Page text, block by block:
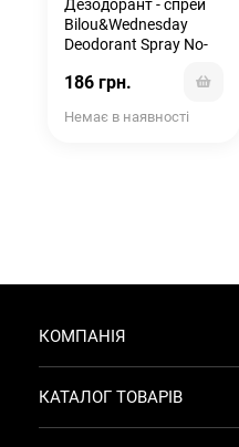
Дезодорант - спрей
Bilou&Wednesday
Deodorant Spray No-
186 грн.
Немає в наявності
КОМПАНІЯ
КАТАЛОГ ТОВАРІВ